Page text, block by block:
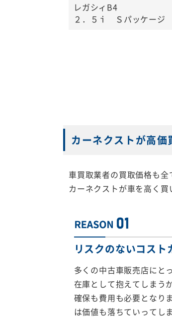
レガシィB4
２．５ｉ Ｓパッケージ
カーネクストが高価
車買取業者の買取価格も
カーネクストが車を高く
リスクのないコスト
多くの中古車販売店にと
在庫として抱えてしまう
確保も費用も必要となり
は価値も落ちていってし